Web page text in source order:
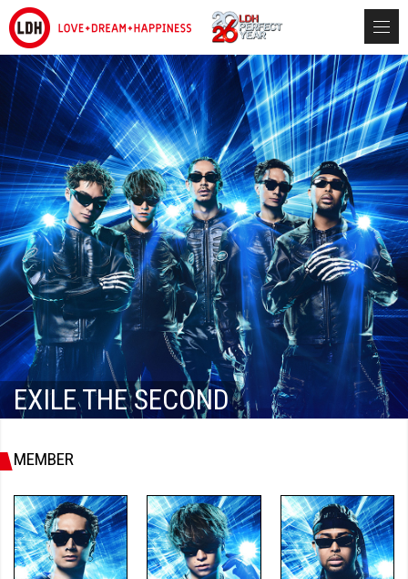
EXILE THE SECOND
MEMBER